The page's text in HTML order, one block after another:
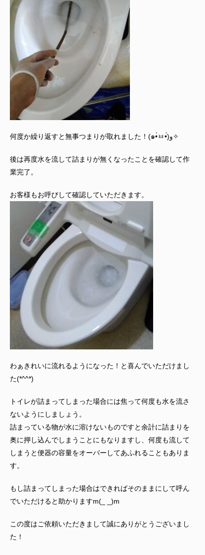
何度か繰り返すと無事つまりが取れました！(๑•̀ㅂ•́)و✧
後は再度水を流して詰まりが無くなったことを確認して作
業完了。
お客様もお呼びして確認していただきます。
わぁきれいに流れるようになった！と喜んでいただけまし
た(*^^*)
トイレが詰まってしまった場合には焦って何度も水を流さ
ないようにしましょう。
詰まっている物が水に溶けないものですと余計に詰まりを
奥に押し込んでしまうことにもなりますし、何度も流して
しまうと便器の容量をオーバーしてあふれることもありま
す。
もし詰まってしまった場合はできればそのままにして呼ん
でいただけると助かりますm(_ _)m
この度はご依頼いただきまして誠にありがとうございまし
た！